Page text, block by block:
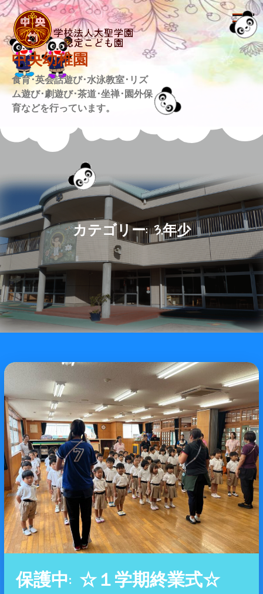
Skip
to
content
中央幼稚園
食育･英会話遊び･水泳教室･リズ
ム遊び･劇遊び･茶道･坐禅･園外保
育などを行っています。
カテゴリー:3.年少
保護中: ☆１学期終業式☆